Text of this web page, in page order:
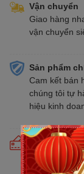
Vận chuyển
Giao hàng
vận chuyển
Sản phẩm
Cam kết bán
chúng tôi tự
hiệu kinh
Cam kết giá
Giá tốt hơn
nhật giá mới